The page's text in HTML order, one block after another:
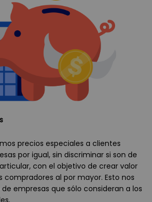
precios especiales a clientes
por igual, sin discriminar si son de
con el objetivo de crear valor
compradores al por mayor. Esto nos
empresas que sólo consideran a los